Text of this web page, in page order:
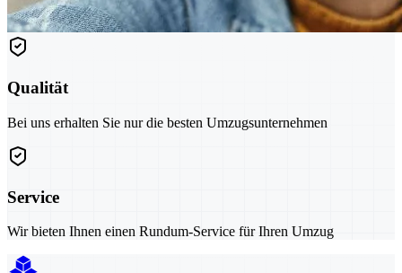
Qualität
Bei uns erhalten Sie nur die besten Umzugsunternehmen
Service
Wir bieten Ihnen einen Rundum-Service für Ihren Umzug